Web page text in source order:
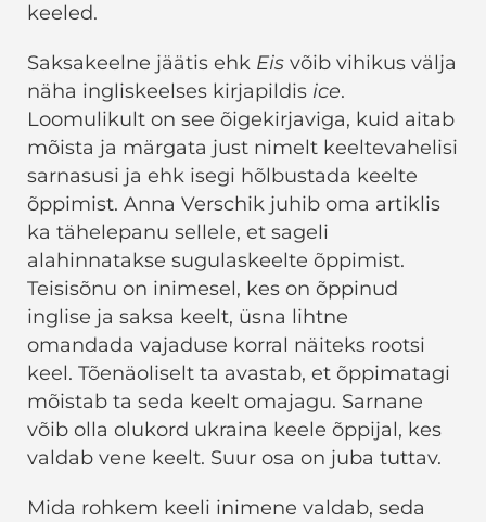
keeled.
Saksakeelne jäätis ehk Eis võib vihikus välja
näha ingliskeelses kirjapildis ice.
Loomulikult on see õigekirjaviga, kuid aitab
mõista ja märgata just nimelt keeltevahelisi
sarnasusi ja ehk isegi hõlbustada keelte
õppimist. Anna Verschik juhib oma artiklis
ka tähelepanu sellele, et sageli
alahinnatakse sugulaskeelte õppimist.
Teisisõnu on inimesel, kes on õppinud
inglise ja saksa keelt, üsna lihtne
omandada vajaduse korral näiteks rootsi
keel. Tõenäoliselt ta avastab, et õppimatagi
mõistab ta seda keelt omajagu. Sarnane
võib olla olukord ukraina keele õppijal, kes
valdab vene keelt. Suur osa on juba tuttav.
Mida rohkem keeli inimene valdab, seda